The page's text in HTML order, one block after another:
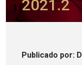
2021.2
Publicado por: